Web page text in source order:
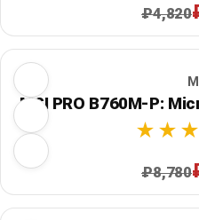
₽4,820
MSI PRO B760M-P:
₽8,780